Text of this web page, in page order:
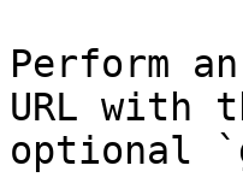
Perform
URL with
optional